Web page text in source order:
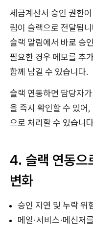
세금계산서 승인 권한
림이 슬랙으로 전달됩
슬랙 알림에서 바로 승
필요한 경우 메모를 추
함께 남길 수 있습니다.
슬랙 연동하면 담당자
을 즉시 확인할 수 있어
으로 처리할 수 있습니
4. 슬랙 연동으
변화
승인 지연 및 누락 위
메일·서비스·메신저